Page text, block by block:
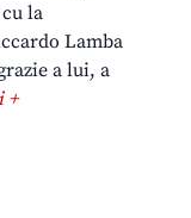
la
Lamba
a lui, a
+